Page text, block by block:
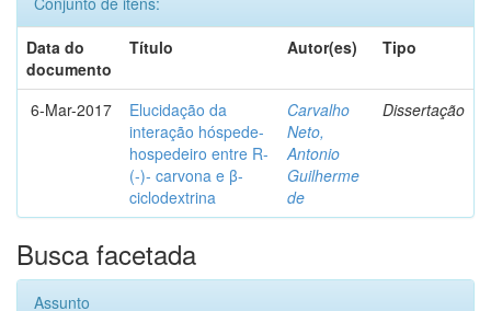
Data do
documento
Título Autor(es) Tipo
6-Mar-2017
Elucidação da
interação hóspede-
hospedeiro entre R-
(-)- carvona e β-
ciclodextrina
Carvalho
Neto,
Antonio
Guilherme
de
Dissertação
Busca facetada
Assunto